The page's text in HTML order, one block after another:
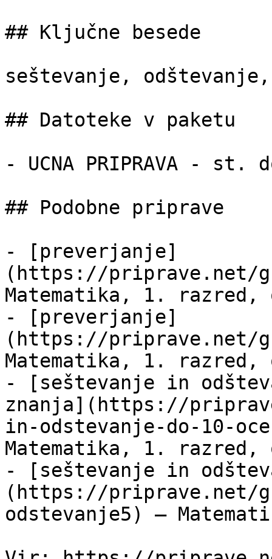
## Ključne besede
seštevanje,
## Datoteke v paketu
- UCNA PRIPRAVA -
## Podobne priprave
- [preverjanje]
(https://priprave.net/
Matematika, 1. razred,
- [preverjanje]
(https://priprave.net/
Matematika, 1. razred,
- [seštevanje in
znanja](https://
in-odstevanje-do-10-
Matematika, 1. razred,
- [seštevanje in
(https://priprave.net/
odstevanje5) —